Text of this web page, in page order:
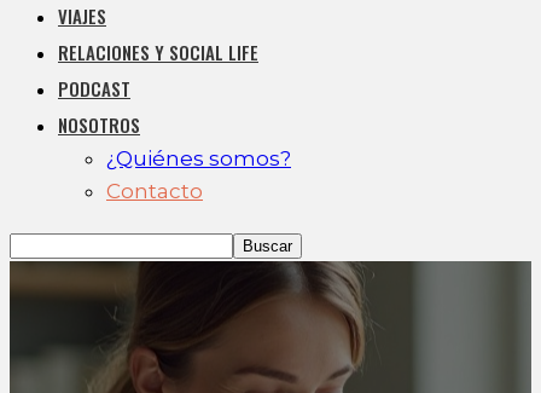
VIAJES
RELACIONES Y SOCIAL LIFE
PODCAST
NOSOTROS
¿Quiénes somos?
Contacto